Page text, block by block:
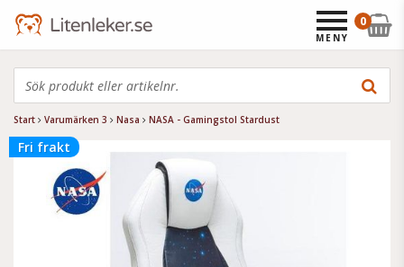
Start Varumärken 3 Nasa NASA - Gamingstol Stardust
Fri frakt
0
MENY